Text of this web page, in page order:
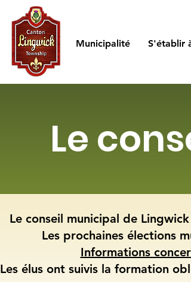
Accueil Municipalité S'établir
Le
Le conseil municipal de
Les prochaines élections
Informations
Les élus ont suivis la formation